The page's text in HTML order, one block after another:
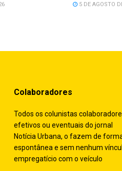
5 DE AGOSTO
Colaboradores
Todos os colunistas
efetivos ou eventuais do jornal
Notícia Urbana, o fazem de
espontânea e sem nenhum
empregatício com o veículo